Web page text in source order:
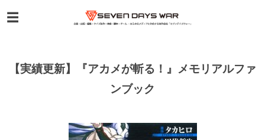
【実績更新】『アカメが斬る！』メモリアルファ
ンブック